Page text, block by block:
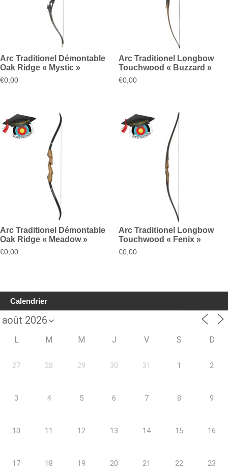
Arc Traditionel Démontable
Oak Ridge « Mystic »
€0,00
Arc Traditionel Longbow
Touchwood « Buzzard »
€0,00
Arc Traditionel Démontable
Oak Ridge « Meadow »
€0,00
Arc Traditionel Longbow
Touchwood « Fenix »
€0,00
Calendrier
L M M J V S D
27 28 29 30 31 1 2
3 4 5 6 7 8 9
10 11 12 13 14 15 16
17 18 19 20 21 22 23